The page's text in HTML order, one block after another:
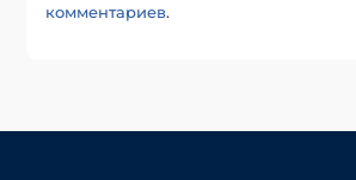
комментариев.